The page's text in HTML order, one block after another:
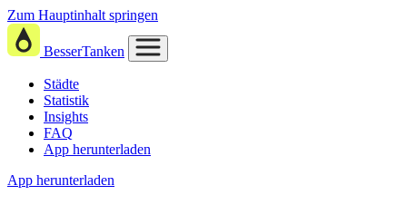
Zum Hauptinhalt springen
BesserTanken
Städte
Statistik
Insights
FAQ
App herunterladen
App herunterladen